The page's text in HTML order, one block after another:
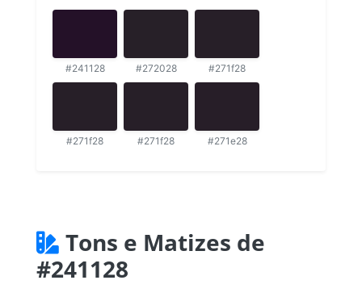
#241128 #272028 #271f28
#271f28 #271f28 #271e28
Tons e Matizes de
#241128